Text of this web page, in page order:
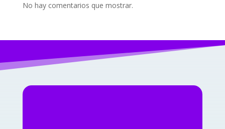
No hay comentarios que mostrar.